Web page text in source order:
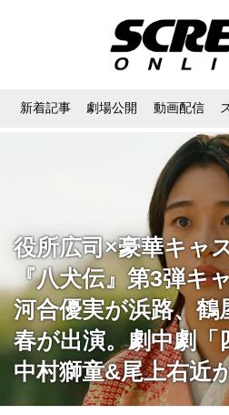
新着記事 劇場公開 動画配信
役所広司×豪華キャ
『八犬伝』第3弾キ
河合優実が浜路、鶴
春が出演。劇中劇「
中村獅童&尾上右近